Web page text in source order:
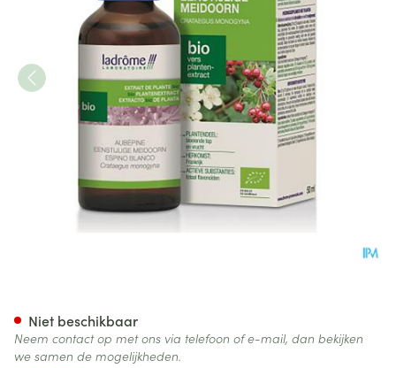
Niet beschikbaar
Neem contact op met ons via telefoon of e-mail, dan bekijken
we samen de mogelijkheden.